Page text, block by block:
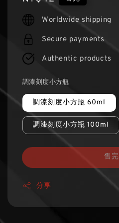
price
Worldwide shipping
Secure payments
Authentic products
調漆刻度小方瓶
調漆刻度小方瓶 60ml
調漆刻度小方瓶 100ml
售完
分享